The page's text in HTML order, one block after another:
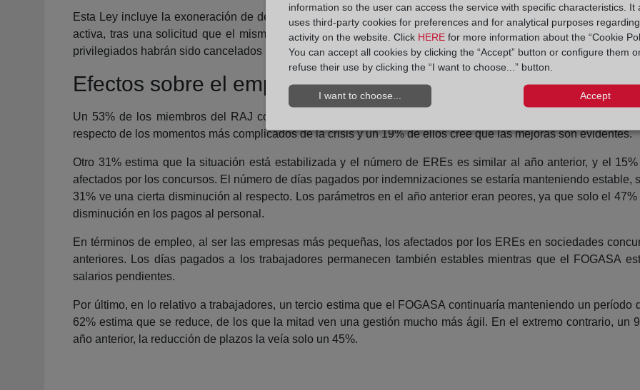
Esta Ley incluye la exoneración de deudas concursales una vez liquidado el patrimonio activo del deudor,
activa, tras una solicitud que el mismo tramitará ante el juez que se haya encargado de su concurso. Los
privilegiados habrán sido cancelados previamente o previsto su pago en un plazo máximo de cinco años.
Efectos sobre el empleo
Un 53% de los miembros del RAJ consultados ve mejoras en los concursos actuales porque tienen un
respecto de los momentos más complicados de la crisis y un 19% de ellos cree que las mejoras son evidentes.
Otro 31% estima que la situación está estabilizada y el número de EREs es similar al año anterior, y el
afectados por los concursos. El número de días pagados por indemnizaciones se estaría manteniendo estable,
31% ve una cierta disminución al respecto. Los parámetros en el año anterior eran peores, ya que solo el
disminución en los pagos al personal.
En términos de empleo, al ser las empresas más pequeñas, los afectados por los EREs en sociedades
anteriores. Los días pagados a los trabajadores permanecen también estables mientras que el FOGASA
salarios pendientes.
Por último, en lo relativo a trabajadores, un tercio estima que el FOGASA continuaría manteniendo un
62% estima que se reduce, de los que la mitad ven una gestión mucho más ágil. En el extremo contrario, un
año anterior, la reducción de plazos la veía solo un 45%.
information so the user can access the service with specific characteristics. It
uses third-party cookies for preferences and for analytical purposes
activity on the website. Click HERE for more information about the “Cookie
You can accept all cookies by clicking the “Accept” button or configure them
refuse their use by clicking the “I want to choose...” button.
I want to choose... Accept